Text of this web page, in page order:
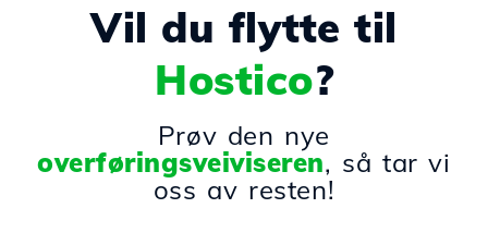
Vil du flytte til
Hostico?
Prøv den nye
overføringsveiviseren, så tar vi
oss av resten!